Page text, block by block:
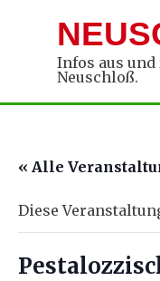
Infos aus
Neuschloß.
« Alle
Diese